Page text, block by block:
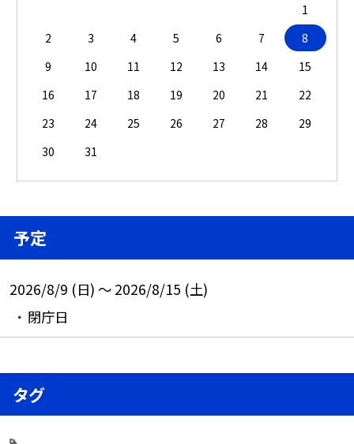
1
2
3 4 5 6 7
8
9
10 11 12 13 14
15
16
17 18 19 20 21
22
23
24 25 26 27 28
29
30
31
予定
2026/8/9 (日) ～ 2026/8/15 (土)
閉庁日
タグ